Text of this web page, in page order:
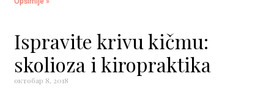
Ispravite krivu kičmu:
skolioza i kiropraktika
октобар 8, 2018